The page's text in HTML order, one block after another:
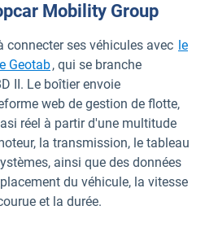
Mobility Group
connecter ses véhicules avec le
Geotab, qui se branche
II. Le boîtier envoie
web de gestion de flotte,
réel à partir d'une multitude
la transmission, le tableau
ainsi que des données
du véhicule, la vitesse
et la durée.